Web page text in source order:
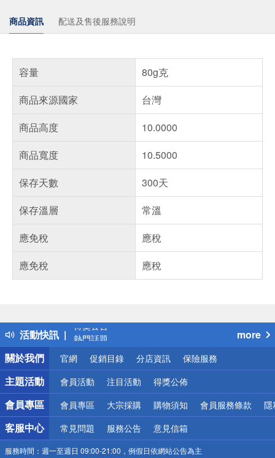
商品資訊 配送及售後服務說明
容量
80g克
商品來源國家
台灣
商品高度
10.0000
商品寬度
10.5000
保存天數
300天
保存溫層
常溫
應免稅
應稅
應免稅
應稅
活動快訊
得獎公告
熱門話題
銀行優惠
偏遠地區配送
詐騙網頁！請小心！
more
關於我們
官網 促銷目錄 分店資訊 保險服務
主題活動 會員活動 注目活動 得獎公佈
會員專區 會員專區 大宗採購 購物須知 會員服務條款 隱
客服中心 常見問題 服務公告 意見信箱
服務時間： 週一至週日 09:00-21:00，例假日依網站公告為主